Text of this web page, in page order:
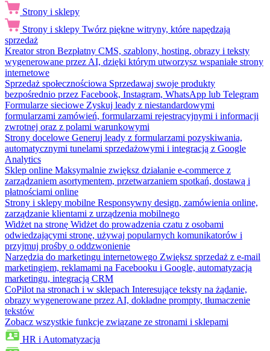
Strony i sklepy
Strony i sklepy Twórz piękne witryny, które napędzają
sprzedaż
Kreator stron Bezpłatny CMS, szablony, hosting, obrazy i teksty
wygenerowane przez AI, dzięki którym utworzysz wspaniałe strony
internetowe
Sprzedaż społecznościowa Sprzedawaj swoje produkty
bezpośrednio przez Facebook, Instagram, WhatsApp lub Telegram
Formularze sieciowe Zyskuj leady z niestandardowymi
formularzami zamówień, formularzami rejestracyjnymi i informacji
zwrotnej oraz z polami warunkowymi
Strony docelowe Generuj leady z formularzami pozyskiwania,
automatycznymi tunelami sprzedażowymi i integracją z Google
Analytics
Sklep online Maksymalnie zwiększ działanie e-commerce z
zarządzaniem asortymentem, przetwarzaniem spotkań, dostawą i
płatnościami online
Strony i sklepy mobilne Responsywny design, zamówienia online,
zarządzanie klientami z urządzenia mobilnego
Widżet na stronę Widżet do prowadzenia czatu z osobami
odwiedzającymi stronę, używaj popularnych komunikatorów i
przyjmuj prośby o oddzwonienie
Narzędzia do marketingu internetowego Zwiększ sprzedaż z e-mail
marketingiem, reklamami na Facebooku i Google, automatyzacją
marketingu, integracją CRM
CoPilot na stronach i w sklepach Interesujące teksty na żądanie,
obrazy wygenerowane przez AI, dokładne prompty, tłumaczenie
tekstów
Zobacz wszystkie funkcje związane ze stronami i sklepami
HR i Automatyzacja